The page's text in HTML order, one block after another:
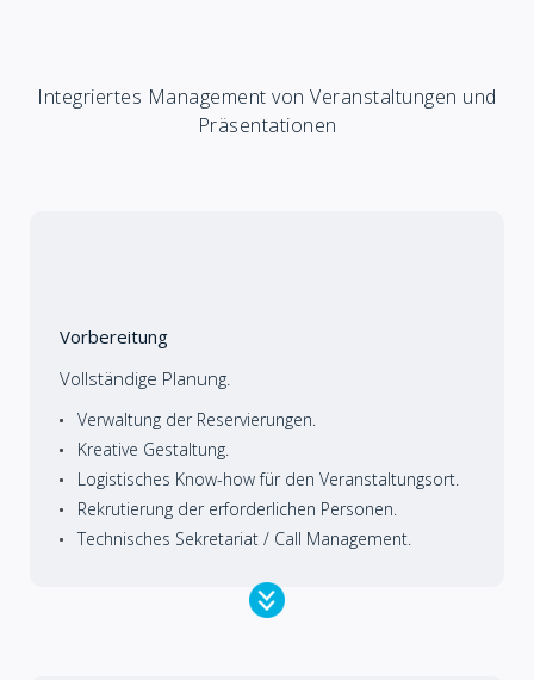
Integriertes Management von Veranstaltungen und
Präsentationen
Vorbereitung
Vollständige Planung.
Verwaltung der Reservierungen.
Kreative Gestaltung.
Logistisches Know-how für den Veranstaltungsort.
Rekrutierung der erforderlichen Personen.
Technisches Sekretariat / Call Management.